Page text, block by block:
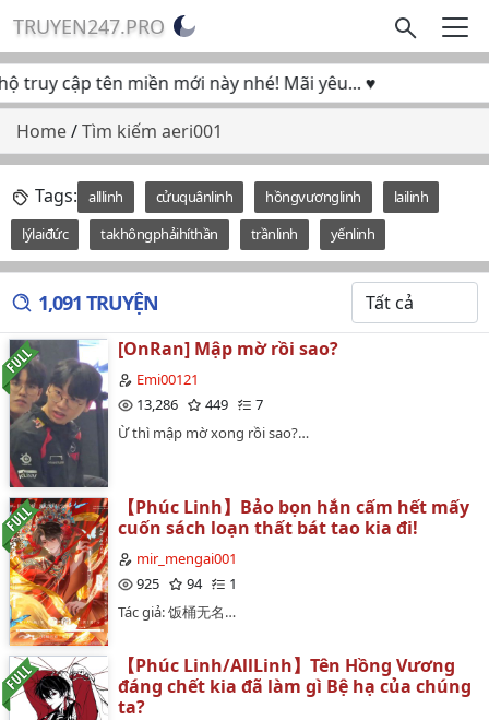
TRUYEN247.PRO
cập tên miền mới này nhé! Mãi yêu... ♥
Home/Tìm kiếm aeri001
Tags: alllinh cửuquânlinh hồngvươnglinh
lailinh
lýlaiđức
takhôngphảihíthần trầnlinh yếnlinh
1,091 TRUYỆN
[OnRan] Mập mờ rồi sao?
Emi00121
13,286
449
7
Ừ thì mập mờ xong rồi sao?…
【Phúc Linh】Bảo bọn hắn cấm hết mấy
cuốn sách loạn thất bát tao kia đi!
mir_mengai001
925
94
1
Tác giả: 饭桶无名…
【Phúc Linh/AllLinh】Tên Hồng Vương
đáng chết kia đã làm gì Bệ hạ của chúng
ta?